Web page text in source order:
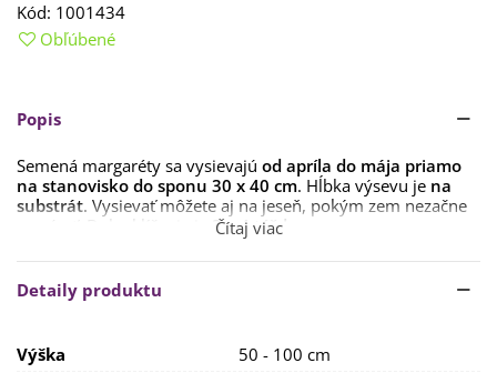
Kód: 1001434
Obľúbené
Popis
Semená margaréty sa vysievajú od apríla do mája priamo
na stanovisko do sponu 30 x 40 cm. Hĺbka výsevu je na
substrát. Vysievať môžete aj na jeseň, pokým zem nezačne
3 – 4 týždne.
Najviac sa margarétam bude dariť naslnečnom stanovisku
s priepustnou a výživnou pôdou,
bohatou na živiny. Stačí
záhradná zemina, do ktorej zapracujeme kompost.
čase väčšieho sucha.
Čítaj viac
Detaily produktu
Výška
50 - 100 cm